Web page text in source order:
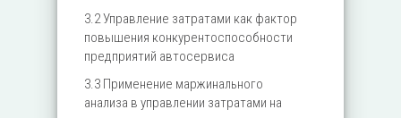
3.2 Управление затратами как фактор
повышения конкурентоспособности
предприятий автосервиса
3.3 Применение маржинального
анализа в управлении затратами на